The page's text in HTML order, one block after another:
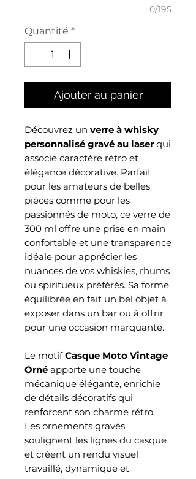
0/195
Quantité *
Ajouter au panier
Découvrez un verre à whisky
personnalisé gravé au laserqui
associe caractère rétro et
élégance décorative. Parfait
pour les amateurs de belles
pièces comme pour les
passionnés de moto, ce verre de
300 ml offre une prise en main
confortable et une transparence
idéale pour apprécier les
nuances de vos whiskies, rhums
ou spiritueux préférés. Sa forme
équilibrée en fait un bel objet à
exposer dans un bar ou à offrir
pour une occasion marquante.
Le motifCasque Moto Vintage
Orné apporte une touche
mécanique élégante, enrichie
de détails décoratifs qui
renforcent son charme rétro.
Les ornements gravés
soulignent les lignes du casque
et créent un rendu visuel
travaillé, dynamique et